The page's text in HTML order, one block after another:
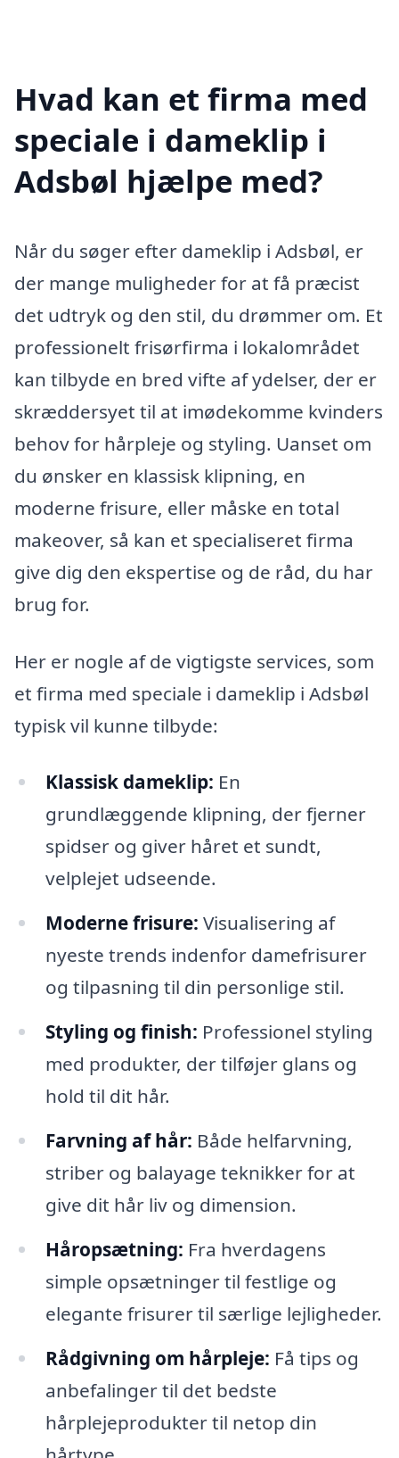
Hvad kan et firma med
speciale i dameklip i
Adsbøl hjælpe med?
Når du søger efter dameklip i Adsbøl, er
der mange muligheder for at få præcist
det udtryk og den stil, du drømmer om. Et
professionelt frisørfirma i lokalområdet
kan tilbyde en bred vifte af ydelser, der er
skræddersyet til at imødekomme kvinders
behov for hårpleje og styling. Uanset om
du ønsker en klassisk klipning, en
moderne frisure, eller måske en total
makeover, så kan et specialiseret firma
give dig den ekspertise og de råd, du har
brug for.
Her er nogle af de vigtigste services, som
et firma med speciale i dameklip i Adsbøl
typisk vil kunne tilbyde:
Klassisk dameklip: En
grundlæggende klipning, der fjerner
spidser og giver håret et sundt,
velplejet udseende.
Moderne frisure: Visualisering af
nyeste trends indenfor damefrisurer
og tilpasning til din personlige stil.
Styling og finish: Professionel styling
med produkter, der tilføjer glans og
hold til dit hår.
Farvning af hår: Både helfarvning,
striber og balayage teknikker for at
give dit hår liv og dimension.
Håropsætning: Fra hverdagens
simple opsætninger til festlige og
elegante frisurer til særlige lejligheder.
Rådgivning om hårpleje: Få tips og
anbefalinger til det bedste
hårplejeprodukter til netop din